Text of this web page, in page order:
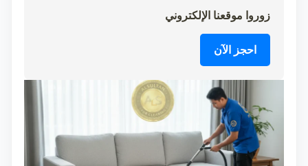
زوروا موقعنا الإلكتروني
احجز الآن